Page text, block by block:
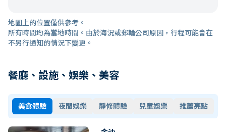
地圖上的位置僅供參考。
所有時間均為當地時間。由於海況或郵輪公司原因，行程可能會在
不另行通知的情況下變更。
餐廳、設施、娛樂、美容
美食體驗 夜間娛樂 靜修體驗 兒童娛樂 推薦亮點